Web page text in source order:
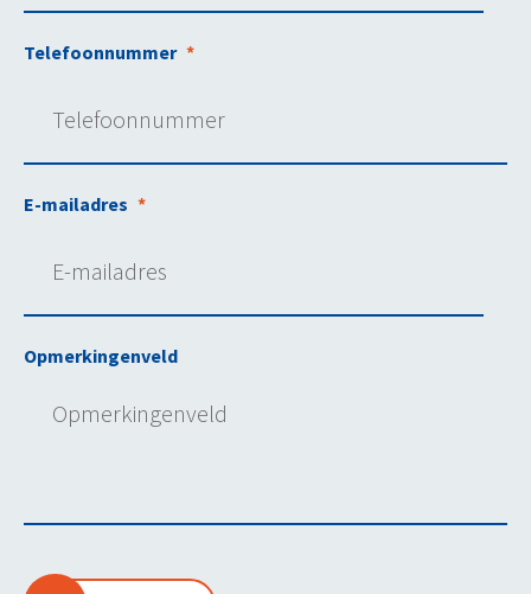
Telefoonnummer *
E-mailadres *
Opmerkingenveld